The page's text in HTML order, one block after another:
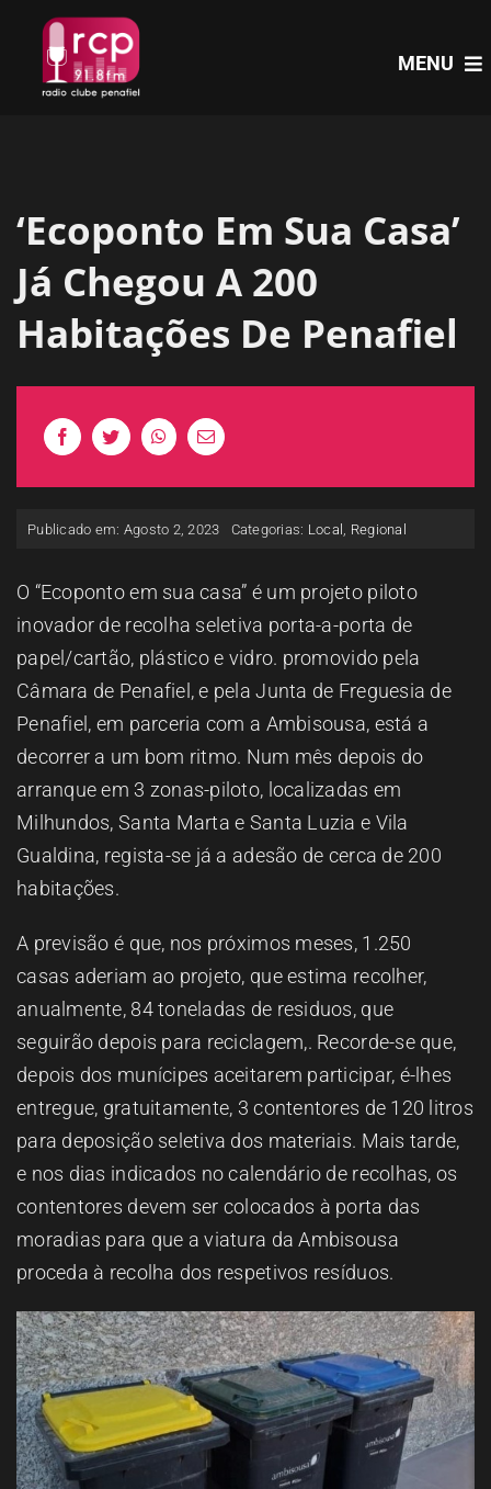
content
MENU
PROGRAMAS
A RCP
CONTACTOS
OUVIR
‘Ecoponto Em Sua Casa’
Já Chegou A 200
Habitações De Penafiel
Publicado em: Agosto 2, 2023 Categorias: Local Regional
O “Ecoponto em sua casa” é um projeto piloto
inovador de recolha seletiva porta-a-porta de
papel/cartão, plástico e vidro. promovido pela
Câmara de Penafiel, e pela Junta de Freguesia de
Penafiel, em parceria com a Ambisousa, está a
decorrer a um bom ritmo. Num mês depois do
arranque em 3 zonas-piloto, localizadas em
Milhundos, Santa Marta e Santa Luzia e Vila
Gualdina, regista-se já a adesão de cerca de 200
habitações.
A previsão é que, nos próximos meses, 1.250
casas aderiam ao projeto, que estima recolher,
anualmente, 84 toneladas de residuos, que
seguirão depois para reciclagem,. Recorde-se que,
depois dos munícipes aceitarem participar, é-lhes
entregue, gratuitamente, 3 contentores de 120 litros
para deposição seletiva dos materiais. Mais tarde,
e nos dias indicados no calendário de recolhas, os
contentores devem ser colocados à porta das
moradias para que a viatura da Ambisousa
proceda à recolha dos respetivos resíduos.